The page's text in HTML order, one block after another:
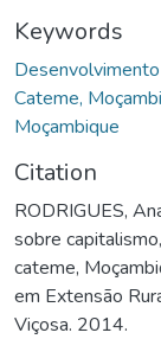
Keywords
Cateme,
Moçambique
Citation
RODRIGUES,
sobre
cateme,
em Extensão
Viçosa. 2014.